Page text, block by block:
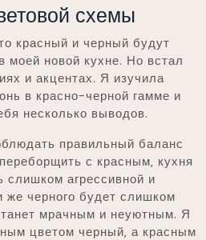
схемы
красный и черный будут
моей новой кухне. Но встал
и акцентах. Я изучила
в красно-черной гамме и
несколько выводов.
правильный баланс
с красным‚ кухня
слишком агрессивной и
же черного будет слишком
мрачным и неуютным. Я
цветом черный‚ а красным